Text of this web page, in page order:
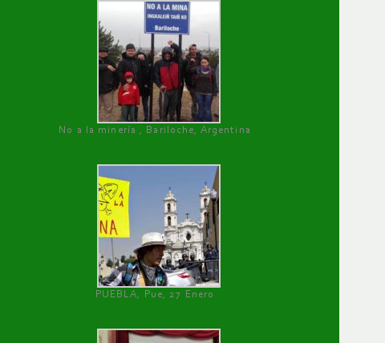
No a la minería , Bariloche, Argentina
PUEBLA, Pue, 27 Enero